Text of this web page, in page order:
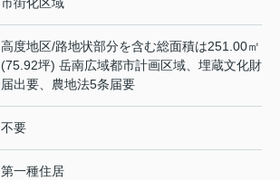
高度地区/路地状部分を含む総面積は251.00㎡
(75.92坪) 岳南広域都市計画区域、埋蔵文化財
届出要、農地法5条届要
不要
第一種住居